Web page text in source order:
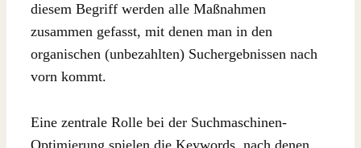
diesem Begriff werden alle Maßnahmen
zusammen gefasst, mit denen man in den
organischen (unbezahlten) Suchergebnissen nach
vorn kommt.
Eine zentrale Rolle bei der Suchmaschinen-
Optimierung spielen die Keywords, nach denen